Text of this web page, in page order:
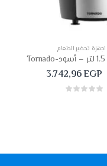
اجهزة تحضير الطعام
3.742,96EGP